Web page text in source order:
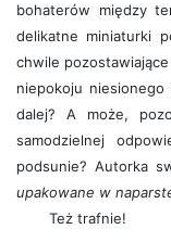
bohaterów między
delikatne miniaturki
chwile
niepokoju
dalej? A może,
samodzielnej
podsunie? Autorka
upakowane w
Też trafnie!